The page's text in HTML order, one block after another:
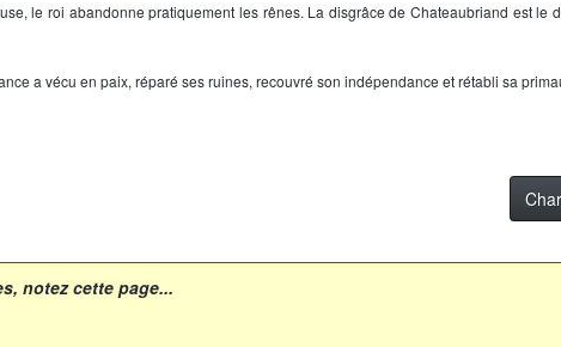
le roi abandonne pratiquement les rênes. La disgrâce de Chateaubriand est le
a vécu en paix, réparé ses ruines, recouvré son indépendance et rétabli sa